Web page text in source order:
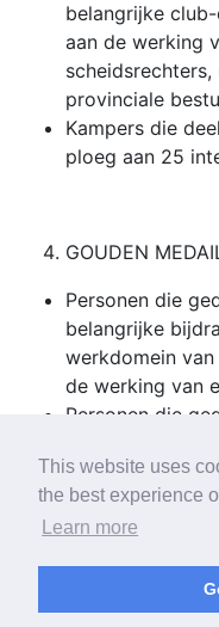
This website uses
the best experience
Learn more
belangrijke
aan de werking
provinciale
Kampers die
ploeg aan 25
GOUDEN
Personen die
belangrijke
werkdomein van
de werking van
Personen die
belangrijke
aan de werking
scheidsrechters,
provinciale